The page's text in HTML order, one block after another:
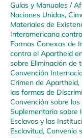
Guías y Manuales /
Naciones Unidas,
Materiales de
Interamericana
Formas Conexas de
contra el Apartheid
sobre Eliminación de
Convención
Crimen de Apartheid,
las formas de
Convención sobre
Suplementaria sobre
Esclavos y las
Esclavitud, Convenio